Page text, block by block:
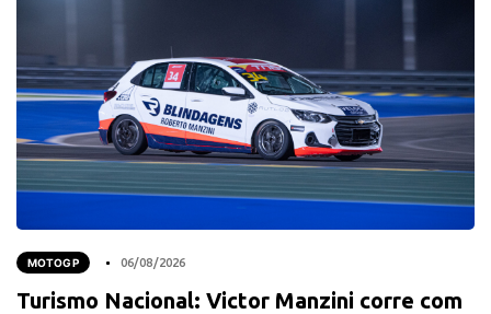
MOTOGP 06/08/2026
Turismo Nacional: Victor Manzini corre com